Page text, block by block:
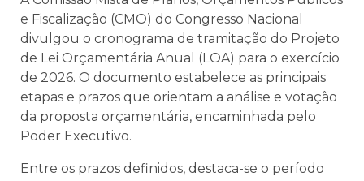
e Fiscalização (CMO) do Congresso Nacional
divulgou o cronograma de tramitação do Projeto
de Lei Orçamentária Anual (LOA) para o exercício
de 2026. O documento estabelece as principais
etapas e prazos que orientam a análise e votação
da proposta orçamentária, encaminhada pelo
Poder Executivo.
Entre os prazos definidos, destaca-se o período